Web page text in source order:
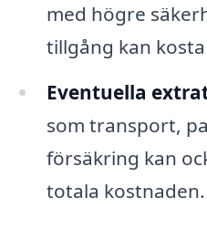
med högre
tillgång kan kosta
Eventuella
som transport,
försäkring kan
totala kostnaden.